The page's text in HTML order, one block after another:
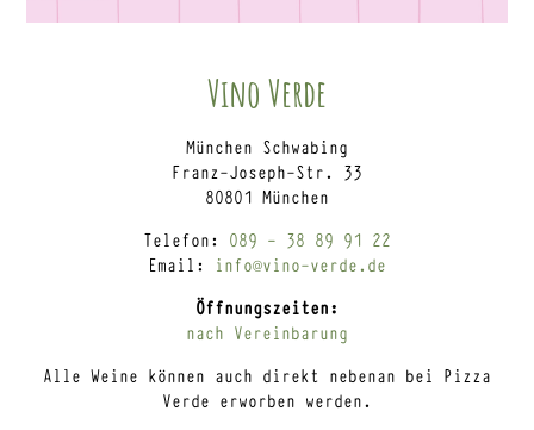
Vino Verde
München Schwabing
Franz-Joseph-Str. 33
80801 München
Telefon: 089 – 38 89 91 22
Email: info@vino-verde.de
Öffnungszeiten:
nach Vereinbarung
Alle Weine können auch direkt nebenan bei Pizza
Verde erworben werden.